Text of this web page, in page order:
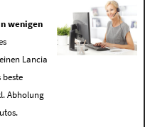
wenigen
Lancia
Abholung